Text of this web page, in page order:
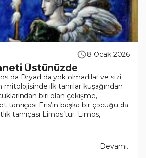
8 Ocak 2026
Üstünüzde
da Dryad da yok olmadılar ve sizi
mitolojisinde ilk tanrılar kuşağından
biri olan çekişme,
tanrıçası Eris’in başka bir çocuğu da
tanrıçası Limos’tur. Limos,
Devamı..